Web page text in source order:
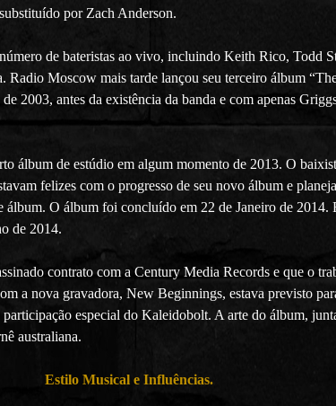
por Zach Anderson.
de bateristas ao vivo, incluindo Keith Rico, Todd
Moscow mais tarde lançou seu terceiro álbum
2003, antes da existência da banda e com apenas
álbum de estúdio em algum momento de 2013. O
felizes com o progresso de seu novo álbum e
O álbum foi concluído em 22 de Janeiro de
de 2014.
contrato com a Century Media Records e que o
a nova gravadora, New Beginnings, estava previsto
especial do Kaleidobolt. A arte do álbum,
australiana.
Estilo Musical e Influências.